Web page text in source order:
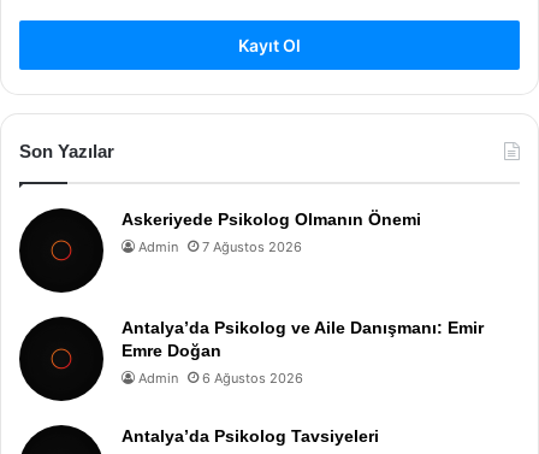
Kayıt Ol
Son Yazılar
Askeriyede Psikolog Olmanın Önemi
Admin 7 Ağustos 2026
Antalya’da Psikolog ve Aile Danışmanı: Emir
Emre Doğan
Admin 6 Ağustos 2026
Antalya’da Psikolog Tavsiyeleri